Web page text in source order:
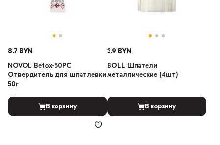
8.7 BYN
NOVOL Betox-50PC
Отвердитель для шпатлевки
50г
В корзину
3.9 BYN
BOLL Шпатели
металлические (4шт)
В корзину